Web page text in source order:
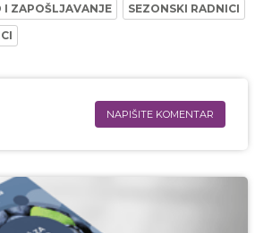
I ZAPOŠLJAVANJE
SEZONSKI RADNICI
NAPIŠITE KOMENTAR